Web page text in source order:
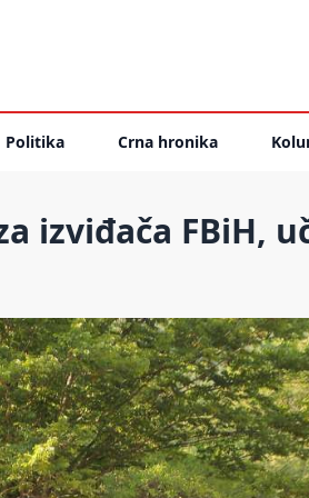
Politika Crna hronika
izviđača FBiH,